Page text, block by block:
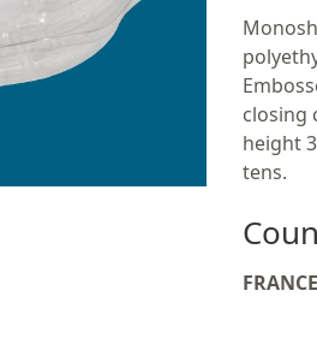
closing
height
tens.
FRANCE